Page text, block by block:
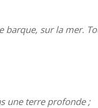
barque, sur la mer.
une terre profonde ;